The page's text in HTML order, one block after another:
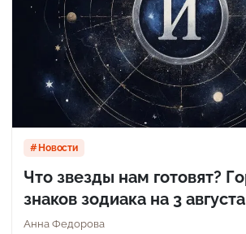
Новости
Что звезды нам готовят?
знаков зодиака на 3 августа
Анна Федорова